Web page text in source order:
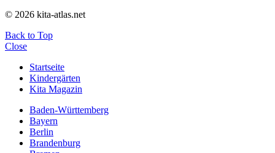
© 2026 kita-atlas.net
Back to Top
Close
Startseite
Kindergärten
Kita Magazin
Baden-Württemberg
Bayern
Berlin
Brandenburg